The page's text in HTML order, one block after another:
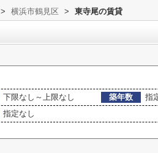
> 横浜市鶴見区 > 東寺尾の賃貸
下限なし～上限なし 築年数
指
指定なし